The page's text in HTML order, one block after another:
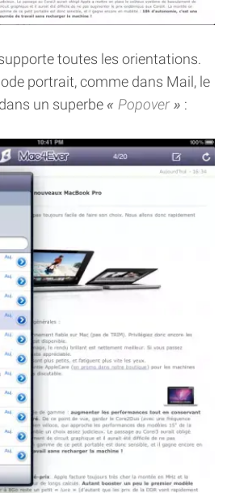
toutes les orientations.
portrait, comme dans Mail, le
un superbe
Popover :